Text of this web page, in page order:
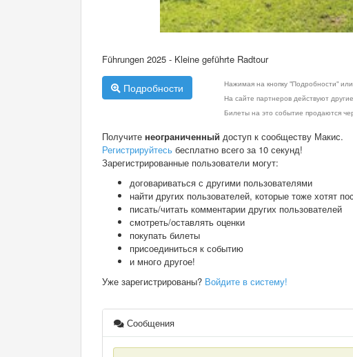
Führungen 2025 - Kleine geführte Radtour
Подробности
Нажимая на кнопку "Подробности"
На сайте партнеров действуют
Билеты на это событие продаются
Получите неограниченный доступ к сообществу Макис.
Регистрируйтесь бесплатно всего за 10 секунд!
Зарегистрированные пользователи могут:
договариваться с другими пользователями
найти других пользователей, которые тоже хотят
писать/читать комментарии других пользователей
смотреть/оставлять оценки
покупать билеты
присоединиться к событию
и много другое!
Уже зарегистрированы? Войдите в систему!
Сообщения